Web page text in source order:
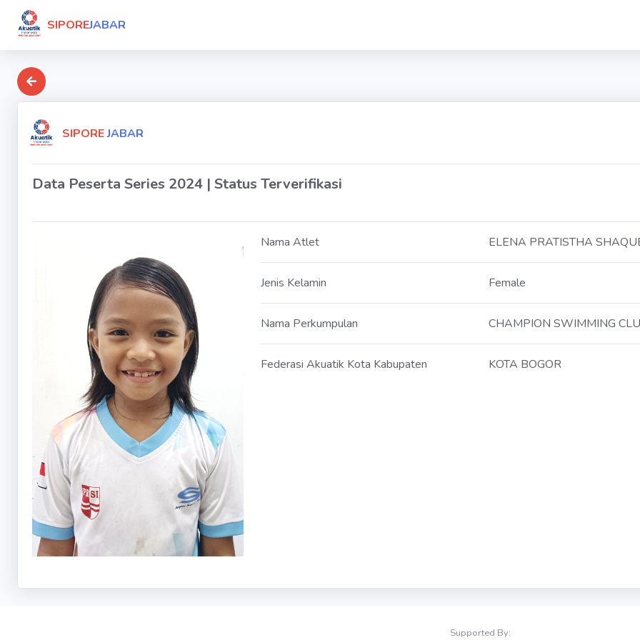
SIPOREJABAR
SIPOREJABAR
Data Peserta Series 2024 | Status Terverifikasi
Nama Atlet ELENA PRATISTHA
Jenis Kelamin Female
Nama Perkumpulan CHAMPION SWIMMING
Federasi Akuatik Kota Kabupaten KOTA BOGOR
Supported By: